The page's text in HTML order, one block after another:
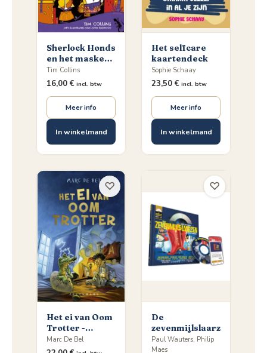
Sherlock Honds
en het masker
van de farao
Tim Collins
16,00 € incl. btw
Meer info
In winkelmand
Het selfcare
kaartendeck
Sophie Schaay
23,50 € incl. btw
Meer info
In winkelmand
Het ei van Oom
Trotter -
Jubileumuitgave
40 jaar
Marc De Bel
♡
De
zevenmijlslaarzen
Paul Wauters, Philip
Maes
♡